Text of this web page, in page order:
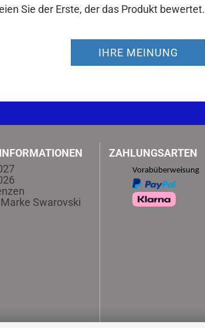
Sie der Erste, der das Produkt bewertet.
IHRE MEINUNG
Swarovski
ZAHLUNGSARTEN
Vorabüberweisung